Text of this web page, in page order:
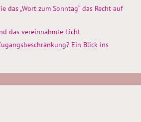
das „Wort zum Sonntag“ das Recht auf
das vereinnahmte Licht
Ein Blick ins